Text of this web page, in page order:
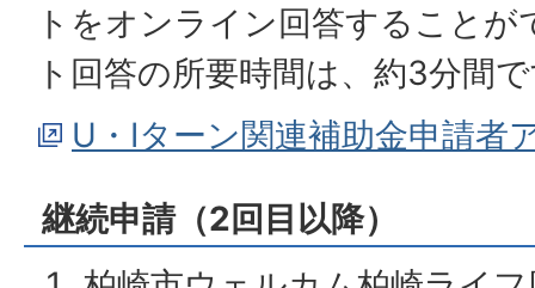
トをオンライン回答すること
ト回答の所要時間は、約3分間
U・Iターン関連補助金申請者
継続申請（2回目以降）